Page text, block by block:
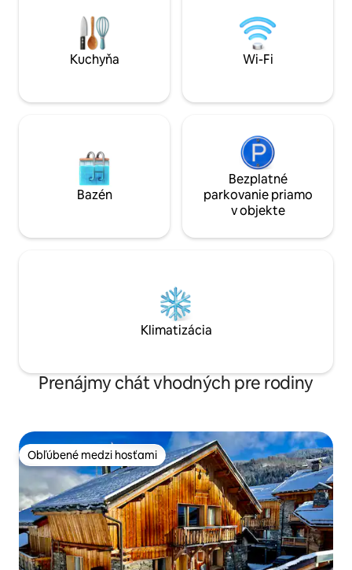
spoločenské hry, sánkovanie, komora,
súkromné parkovisko...). Terasa a
balkón! Tešíme sa na stretnutie s Vami!
stretnutia a s
internetom na
Kuchyňa Wi-Fi
Bazén
Bezplatné
parkovanie priamo
v objekte
Klimatizácia
Prenájmy chát vhodných pre rodiny
Obľúbené medzi hosťami
Obľúbené medzi hosťami